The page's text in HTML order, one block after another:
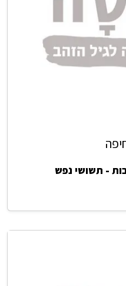
- תשושי נפש